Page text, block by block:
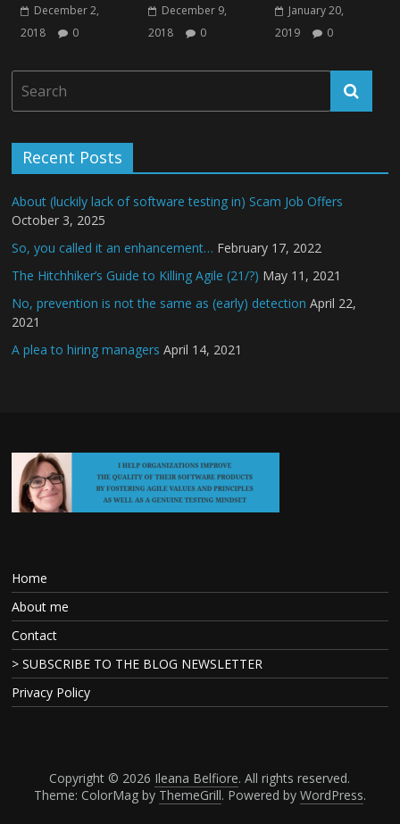
December 2,
2018
0
December 9,
2018
0
January 20,
2019
0
Recent Posts
About (luckily lack of software testing in) Scam Job Offers
October 3, 2025
So, you called it an enhancement… February 17, 2022
The Hitchhiker’s Guide to Killing Agile (21/?) May 11, 2021
No, prevention is not the same as (early) detection April 22,
2021
A plea to hiring managers April 14, 2021
Home
About me
Contact
> SUBSCRIBE TO THE BLOG NEWSLETTER
Privacy Policy
Copyright © 2026 Ileana Belfiore. All rights reserved.
Theme: ColorMag by ThemeGrill. Powered by WordPress.